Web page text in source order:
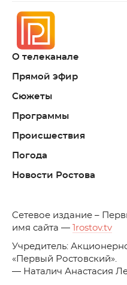
О телеканале
Прямой эфир
Сюжеты
Программы
Происшествия
Погода
Новости Ростова
Cетевое издание –
имя сайта —
1rostov.tv
Учредитель:
«Первый
— Наталич Анастасия